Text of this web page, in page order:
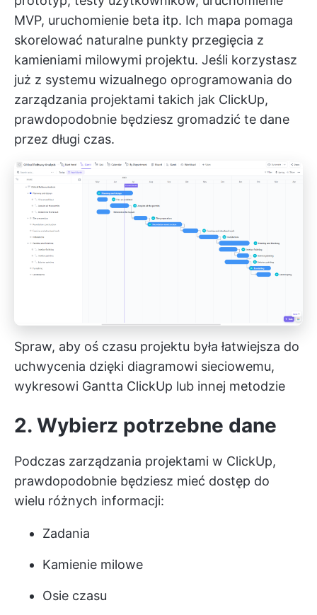
MVP, uruchomienie beta itp. Ich mapa pomaga
skorelować naturalne punkty przegięcia z
kamieniami milowymi projektu. Jeśli korzystasz
już z systemu wizualnego oprogramowania do
zarządzania projektami takich jak ClickUp,
prawdopodobnie będziesz gromadzić te dane
przez długi czas.
Spraw, aby oś czasu projektu była łatwiejsza do
uchwycenia dzięki diagramowi sieciowemu,
wykresowi Gantta ClickUp lub innej metodzie
2. Wybierz potrzebne dane
Podczas zarządzania projektami w ClickUp,
prawdopodobnie będziesz mieć dostęp do
wielu różnych informacji:
Zadania
Kamienie milowe
Osie czasu